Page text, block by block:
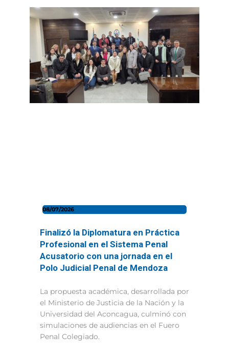
08/07/2026
Finalizó la Diplomatura en Práctica
Profesional en el Sistema Penal
Acusatorio con una jornada en el
Polo Judicial Penal de Mendoza
La propuesta académica, desarrollada por
el Ministerio de Justicia de la Nación y la
Universidad del Aconcagua, culminó con
simulaciones de audiencias en el Fuero
Penal Colegiado.